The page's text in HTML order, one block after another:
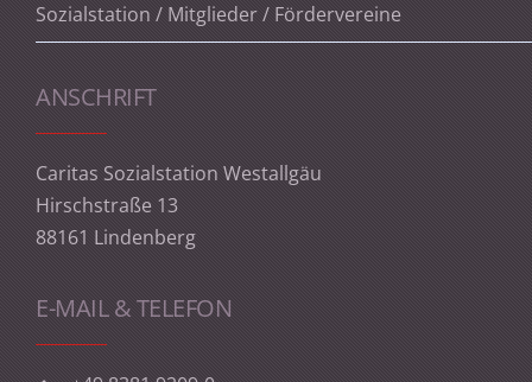
Sozialstation / Mitglieder / Fördervereine
ANSCHRIFT
Caritas Sozialstation Westallgäu
Hirschstraße 13
88161 Lindenberg
E-MAIL & TELEFON